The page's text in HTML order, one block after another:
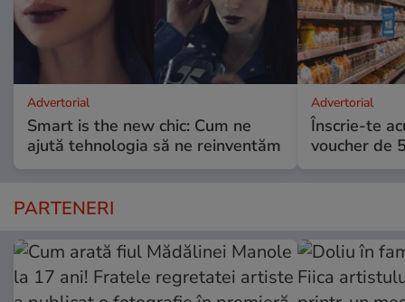
Advertorial
Smart is the new chic: Cum ne
ajută tehnologia să ne reinventăm
Advertorial
Înscrie-te
voucher de
PARTENERI